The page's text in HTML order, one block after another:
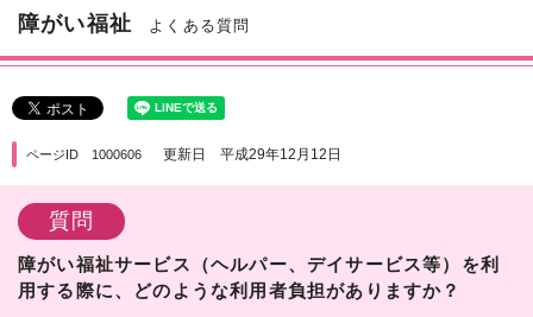
障がい福祉 よくある質問
ページID 1000606 更新日 平成29年12月12日
質問
障がい福祉サービス（ヘルパー、デイサービス等）を利
用する際に、どのような利用者負担がありますか？